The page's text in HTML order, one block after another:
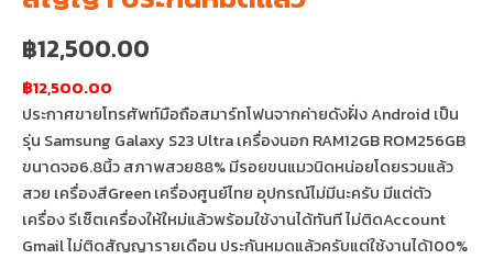
฿12,500.00
฿12,500.00
ประกาศขายโทรศัพท์มือถือสมาร์ทโฟนจากค่ายดังฝั่ง Android เป็น
รุ่น Samsung Galaxy S23 Ultra เครื่องนอก RAM12GB ROM256GB
ขนาดจอ6.8นิ้ว สภาพสวย88% มีรอยขนแมวนิดหน่อยโดยรวมแล้ว
สวย เครื่องสีGreen เครื่องศูนย์ไทย อุปกรณ์ไม่มีนะครับ มีแต่ตัว
เครื่อง รีเซ็ตเครื่องให้ใหม่แล้วพร้อมใช้งานได้ทันที ไม่ติดAccount
Gmail ไม่ติดสัญญารายเดือน ประกันหมดแล้วครับแต่ใช้งานได้100%